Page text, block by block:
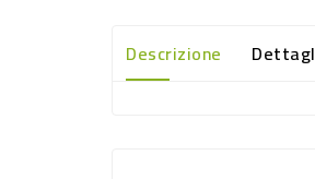
Descrizione